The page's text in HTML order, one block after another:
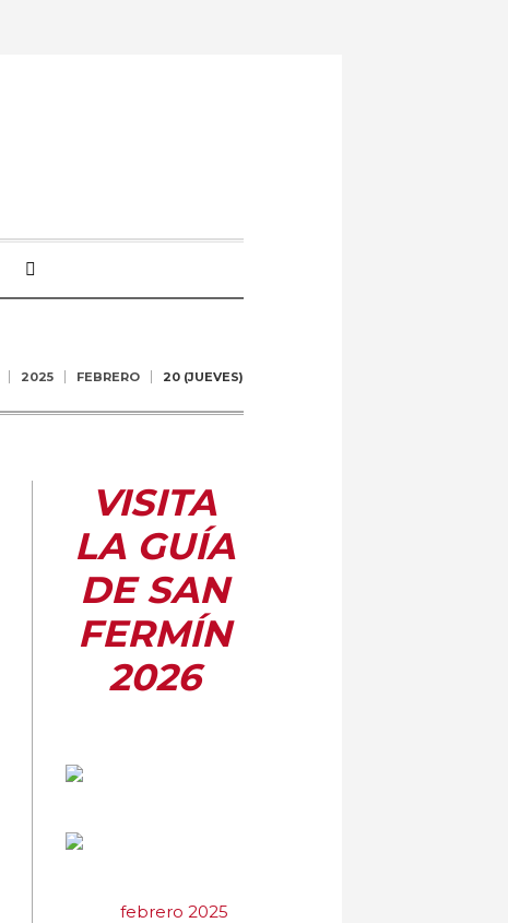
2025 FEBRERO 20 (JUEVES)
VISITA
LA GUÍA
DE SAN
FERMÍN
2026
febrero 2025